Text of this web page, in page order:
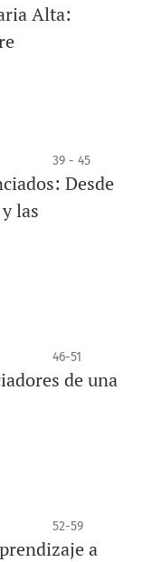
Alta:
39 - 45
Desde
las
46-51
de una
52-59
a